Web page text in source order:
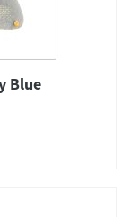
Blue